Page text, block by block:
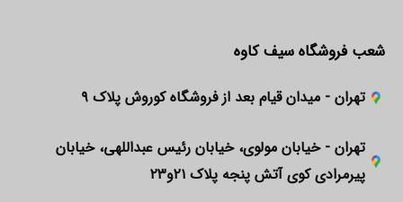
شعب فروشگاه سیف کاوه
تهران - میدان قیام بعد از فروشگاه کوروش پلاک ۹
تهران - خیابان مولوی، خیابان رئیس عبداللهی، خیابان
پیرمرادی کوی آتش پنجه پلاک ۲۱و۲۳